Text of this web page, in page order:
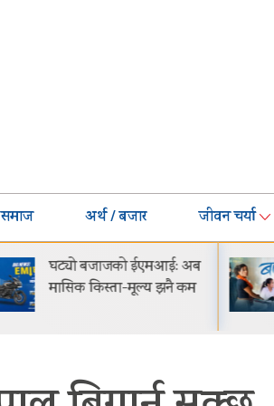
समाज अर्थ / बजार जीवन चर्या
घट्यो बजाजको ईएमआई: अब
मासिक किस्ता-मूल्य झनै कम